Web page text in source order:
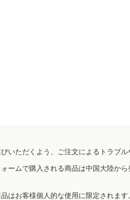
いただくよう、ご注文によるトラブ
ームで購入される商品は中国大陸か
はお客様個人的な使用に限定されます